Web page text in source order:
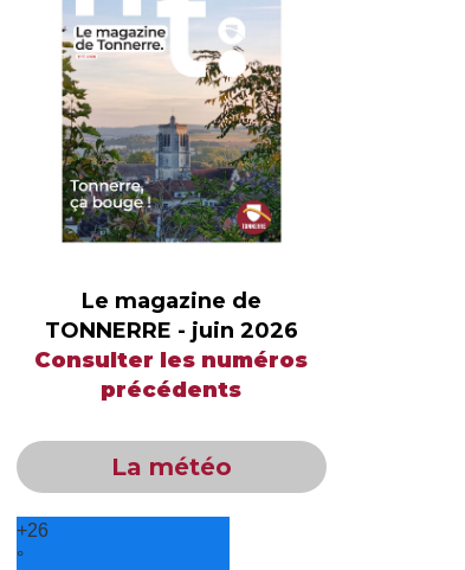
Le magazine de
TONNERRE - juin 2026
Consulter les numéros
précédents
La météo
+26
°